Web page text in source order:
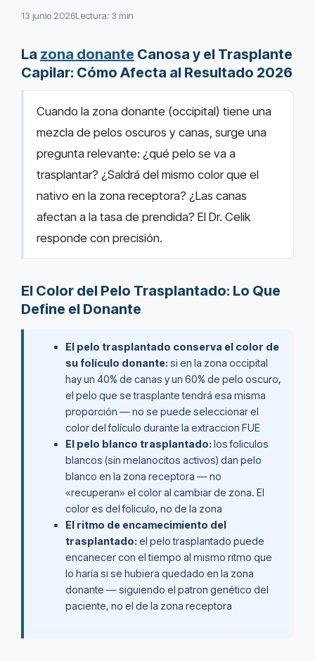
13 junio 2026Lectura: 3 min
La zona donante Canosa y el Trasplante
Capilar: Cómo Afecta al Resultado 2026
Cuando la zona donante (occipital) tiene una
mezcla de pelos oscuros y canas, surge una
pregunta relevante: ¿qué pelo se va a
trasplantar? ¿Saldrá del mismo color que el
nativo en la zona receptora? ¿Las canas
afectan a la tasa de prendida? El Dr. Celik
responde con precisión.
El Color del Pelo Trasplantado: Lo Que
Define el Donante
El pelo trasplantado conserva el color de
su folículo donante: si en la zona occipital
hay un 40% de canas y un 60% de pelo oscuro,
el pelo que se trasplante tendrá esa misma
proporción — no se puede seleccionar el
color del folículo durante la extraccion FUE
El pelo blanco trasplantado: los foliculos
blancos (sin melanocitos activos) dan pelo
blanco en la zona receptora — no
«recuperan» el color al cambiar de zona. El
color es del foliculo, no de la zona
El ritmo de encamecimiento del
trasplantado: el pelo trasplantado puede
encanecer con el tiempo al mismo ritmo que
lo haría si se hubiera quedado en la zona
donante — siguiendo el patron genético del
paciente, no el de la zona receptora